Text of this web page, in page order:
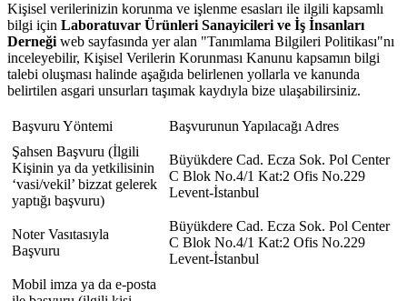
Kişisel verilerinizin korunma ve işlenme esasları ile ilgili kapsamlı
bilgi için Laboratuvar Ürünleri Sanayicileri ve İş İnsanları
Derneği web sayfasında yer alan "Tanımlama Bilgileri Politikası"nı
inceleyebilir, Kişisel Verilerin Korunması Kanunu kapsamın bilgi
talebi oluşması halinde aşağıda belirlenen yollarla ve kanunda
belirtilen asgari unsurları taşımak kaydıyla bize ulaşabilirsiniz.
Başvuru Yöntemi
Başvurunun Yapılacağı Adres
Şahsen Başvuru (İlgili
Kişinin ya da yetkilisinin
‘vasi/vekil’ bizzat gelerek
yaptığı başvuru)
Büyükdere Cad. Ecza Sok. Pol Center
C Blok No.4/1 Kat:2 Ofis No.229
Levent-İstanbul
Noter Vasıtasıyla
Başvuru
Büyükdere Cad. Ecza Sok. Pol Center
C Blok No.4/1 Kat:2 Ofis No.229
Levent-İstanbul
Mobil imza ya da e-posta